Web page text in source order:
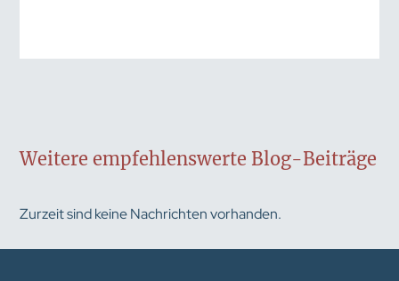
Weitere empfehlenswerte Blog-Beiträge
Zurzeit sind keine Nachrichten vorhanden.